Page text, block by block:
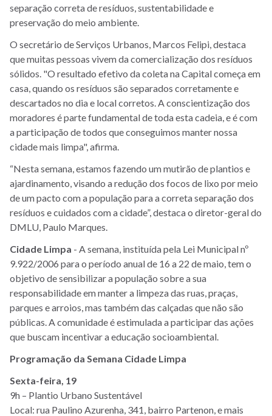
separação correta de resíduos, sustentabilidade e
preservação do meio ambiente.
O secretário de Serviços Urbanos, Marcos Felipi, destaca
que muitas pessoas vivem da comercialização dos resíduos
sólidos. "O resultado efetivo da coleta na Capital começa em
casa, quando os resíduos são separados corretamente e
descartados no dia e local corretos. A conscientização dos
moradores é parte fundamental de toda esta cadeia, e é com
a participação de todos que conseguimos manter nossa
cidade mais limpa", afirma.
“Nesta semana, estamos fazendo um mutirão de plantios e
ajardinamento, visando a redução dos focos de lixo por meio
de um pacto com a população para a correta separação dos
resíduos e cuidados com a cidade”, destaca o diretor-geral do
DMLU, Paulo Marques.
Cidade Limpa - A semana, instituída pela Lei Municipal nº
9.922/2006 para o período anual de 16 a 22 de maio, tem o
objetivo de sensibilizar a população sobre a sua
responsabilidade em manter a limpeza das ruas, praças,
parques e arroios, mas também das calçadas que não são
públicas. A comunidade é estimulada a participar das ações
que buscam incentivar a educação socioambiental.
Programação da Semana Cidade Limpa
Sexta-feira, 19
9h – Plantio Urbano Sustentável
Local: rua Paulino Azurenha, 341, bairro Partenon, e mais